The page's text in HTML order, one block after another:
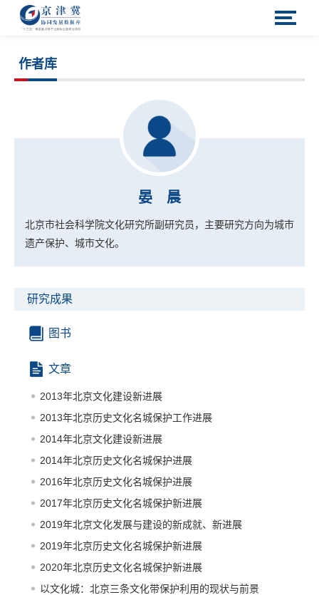
作者库
晏 晨
北京市社会科学院文化研究所副研究员，主要研究方向为城市
遗产保护、城市文化。
研究成果
图书
文章
2013年北京文化建设新进展
2013年北京历史文化名城保护工作进展
2014年北京文化建设新进展
2014年北京历史文化名城保护进展
2016年北京历史文化名城保护进展
2017年北京历史文化名城保护新进展
2019年北京文化发展与建设的新成就、新进展
2019年北京历史文化名城保护新进展
2020年北京历史文化名城保护新进展
以文化城：北京三条文化带保护利用的现状与前景